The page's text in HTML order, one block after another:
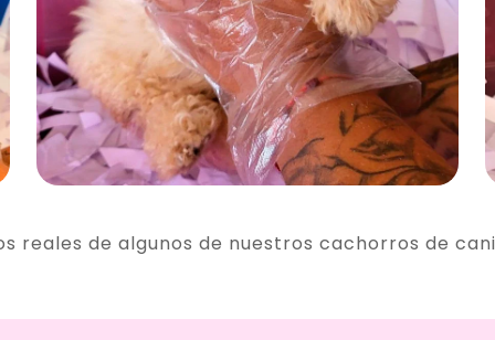
reales de algunos de nuestros cachorros de